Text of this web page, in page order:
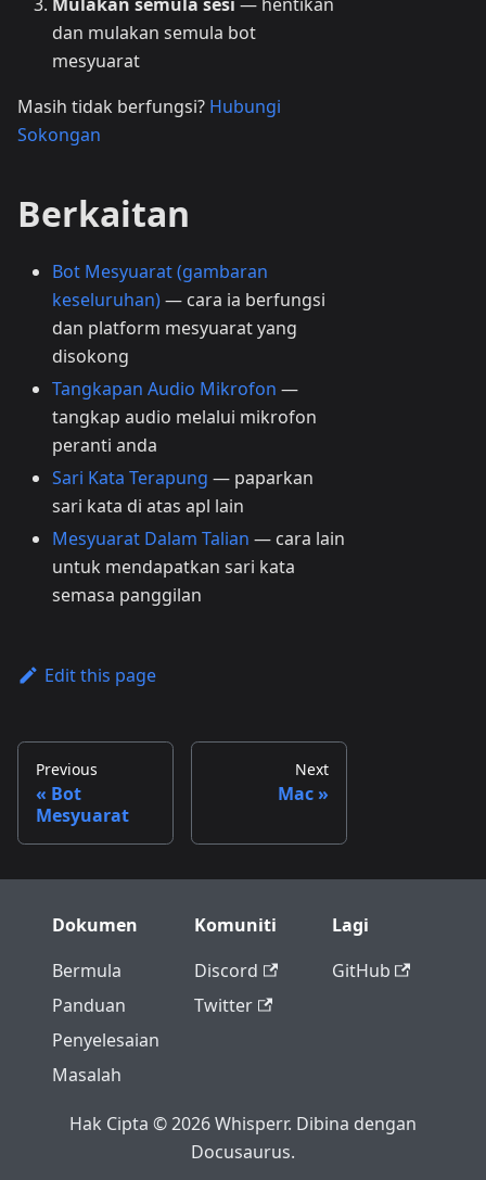
dan mulakan semula bot
mesyuarat
Masih tidak berfungsi? Hubungi
Sokongan
Berkaitan
Bot Mesyuarat (gambaran
keseluruhan)— cara ia berfungsi
dan platform mesyuarat yang
disokong
Tangkapan Audio Mikrofon —
tangkap audio melalui mikrofon
peranti anda
Sari Kata Terapung — paparkan
sari kata di atas apl lain
Mesyuarat Dalam Talian — cara lain
untuk mendapatkan sari kata
semasa panggilan
Edit this page
Previous
Bot
Mesyuarat
Next
Mac
Dokumen
Bermula
Panduan
Penyelesaian
Masalah
Komuniti
Discord
Twitter
Lagi
GitHub
Hak Cipta © 2026 Whisperr. Dibina dengan
Docusaurus.